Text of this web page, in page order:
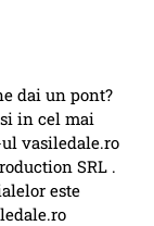
dai un pont?
in cel mai
vasiledale.ro
SRL .
este